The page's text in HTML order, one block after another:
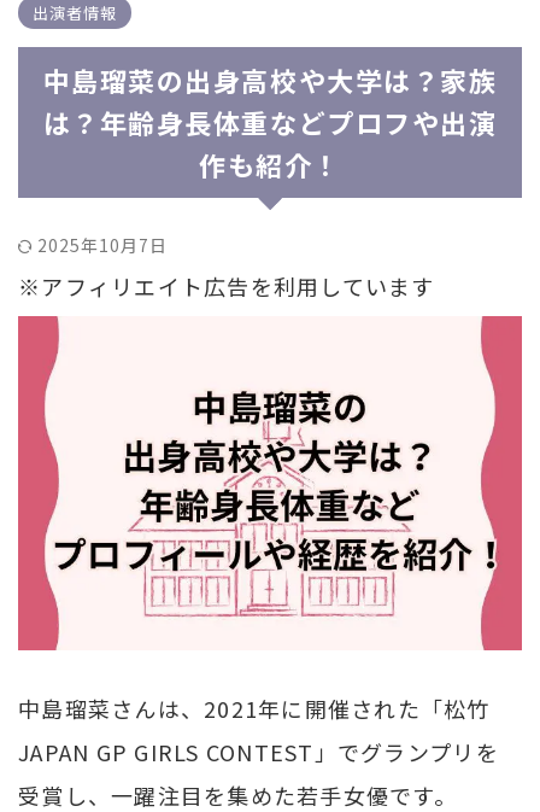
出演者情報
中島瑠菜の出身高校や大学は？家族
は？年齢身長体重などプロフや出演
作も紹介！
2025年10月7日
※アフィリエイト広告を利用しています
中島瑠菜さんは、2021年に開催された「松竹
JAPAN GP GIRLS CONTEST」でグランプリを
受賞し、一躍注目を集めた若手女優です。